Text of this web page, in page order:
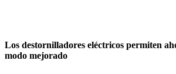
Los destornilladores eléctricos permiten
modo mejorado